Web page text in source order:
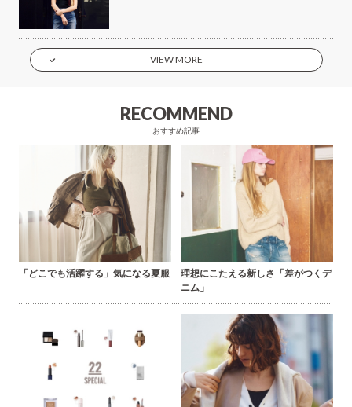
VIEW MORE
RECOMMEND
おすすめ記事
「どこでも活躍する」気になる夏服
理想にこたえる新しさ「差がつくデ
ニム」